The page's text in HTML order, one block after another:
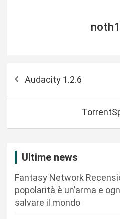
Audacity 1.2.6
Ultime news
Fantasy Network
popolarità è un’arma e
salvare il mondo